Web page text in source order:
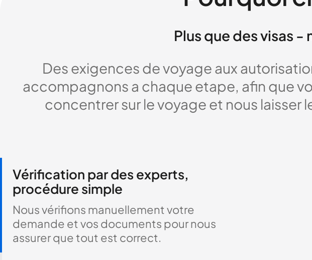
Plus que des visas -
Des exigences de voyage aux
accompagnons a chaque etape, afin que
concentrer sur le voyage et nous laisser
Vérification par des experts,
procédure simple
Nous vérifions manuellement votre
demande et vos documents pour nous
assurer que tout est correct.